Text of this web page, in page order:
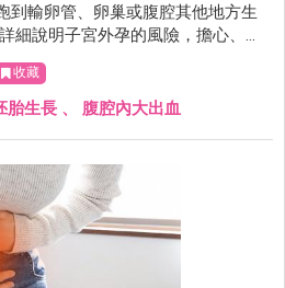
到輸卵管、卵巢或腹腔其他地方生
細說明子宮外孕的風險，擔心、害
。
收藏
胎生長 、 腹腔內大出血